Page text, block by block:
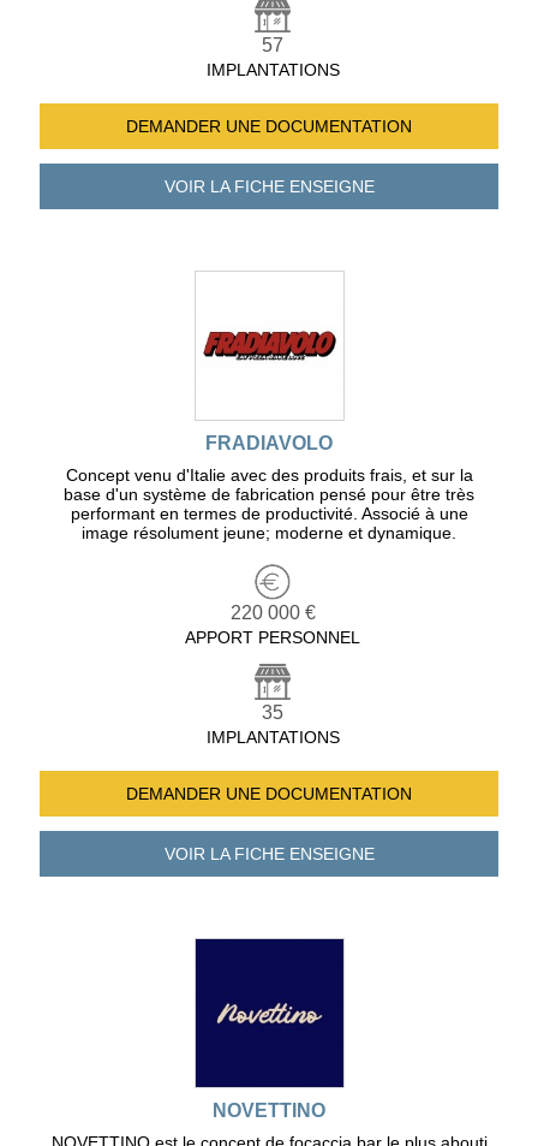
57
IMPLANTATIONS
DEMANDER UNE DOCUMENTATION
VOIR LA FICHEENSEIGNE
FRADIAVOLO
Concept venu d'Italie avec des produits frais, et sur la
base d'un système de fabrication pensé pour être très
performant en termes de productivité. Associé à une
image résolument jeune; moderne et dynamique.
220 000 €
APPORT PERSONNEL
35
IMPLANTATIONS
DEMANDER UNE DOCUMENTATION
VOIR LA FICHEENSEIGNE
NOVETTINO